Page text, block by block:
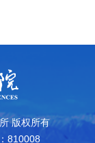
版权所有
810008